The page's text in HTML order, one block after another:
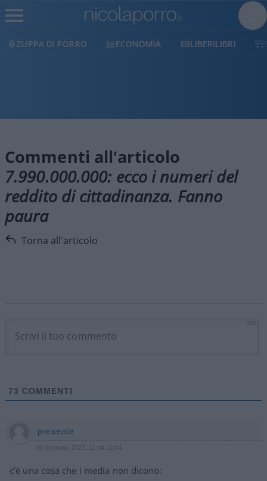
ZUPPA DI PORRO ECONOMIA LIBERILIBRI
Commenti all'articolo
7.990.000.000: ecco i numeri del
reddito di cittadinanza. Fanno
paura
Torna all'articolo
73 COMMENTI
presente
26 Gennaio 2023, 11:04 11:04
c’è una cosa che i media non dicono: